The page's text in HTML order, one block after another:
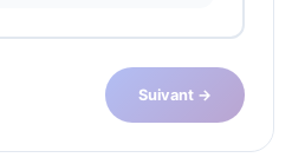
Suivant →